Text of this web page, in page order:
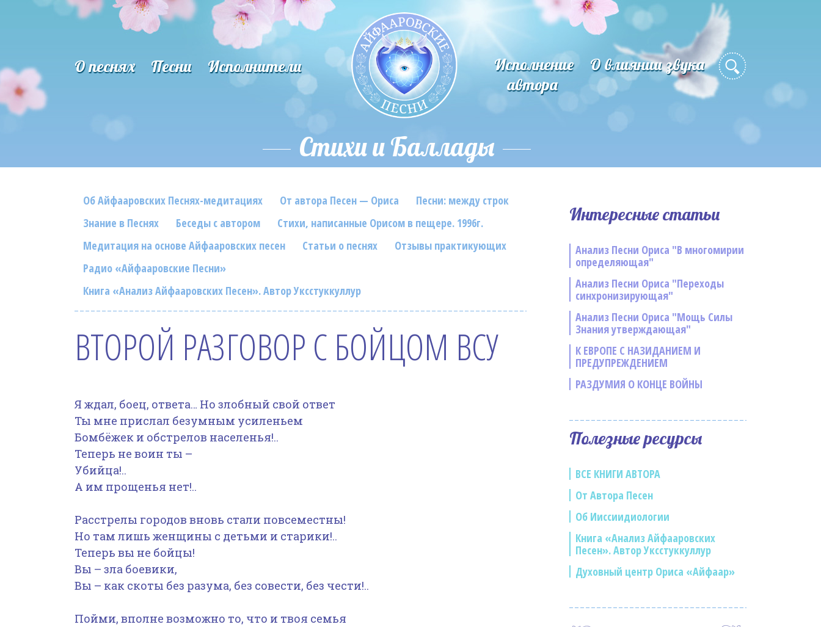
О песнях Песни Исполнители
Исполнение
автора
О влиянии звука
Стихи и Баллады
Об Айфааровских Песнях-медитациях От автора Песен — Ориса
Песни: между строк
Знание в Песнях
Беседы с автором
Стихи, написанные Орисом в пещере. 1996г.
Медитация на основе Айфааровских песен
Статьи о песнях
Отзывы практикующих
Радио «Айфааровские Песни»
Книга «Анализ Айфааровских Песен». Автор Уксстуккуллур
ВТОРОЙ РАЗГОВОР С БОЙЦОМ ВСУ
Я ждал, боец, ответа… Но злобный свой ответ
Ты мне прислал безумным усиленьем
Бомбёжек и обстрелов населенья!..
Теперь не воин ты –
Убийца!..
А им прощенья нет!..
Расстрелы городов вновь стали повсеместны!
Но там лишь женщины с детьми и старики!..
Теперь вы не бойцы!
Вы – зла боевики,
Вы – как скоты без разума, без совести, без чести!..
Пойми, вполне возможно то, что и твоя семья
Интересные статьи
Анализ Песни Ориса "В многомирии
определяющая"
Анализ Песни Ориса "Переходы
синхронизирующая"
Анализ Песни Ориса "Мощь Силы
Знания утверждающая"
К ЕВРОПЕ С НАЗИДАНИЕМ И
ПРЕДУПРЕЖДЕНИЕМ
РАЗДУМИЯ О КОНЦЕ ВОЙНЫ
Полезные ресурсы
ВСЕ КНИГИ АВТОРА
От Автора Песен
Об Ииссиидиологии
Книга «Анализ Айфааровских
Песен». Автор Уксстуккуллур
Духовный центр Ориса «Айфаар»